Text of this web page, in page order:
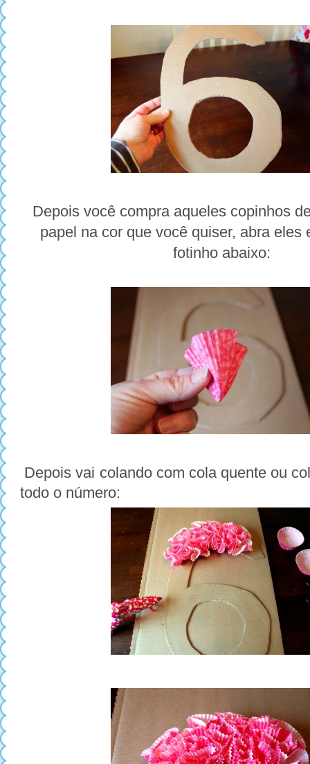
Depois você compra aqueles copinhos
papel na cor que você quiser, abra eles
fotinho abaixo:
Depois vai colando com cola quente ou
todo o número: